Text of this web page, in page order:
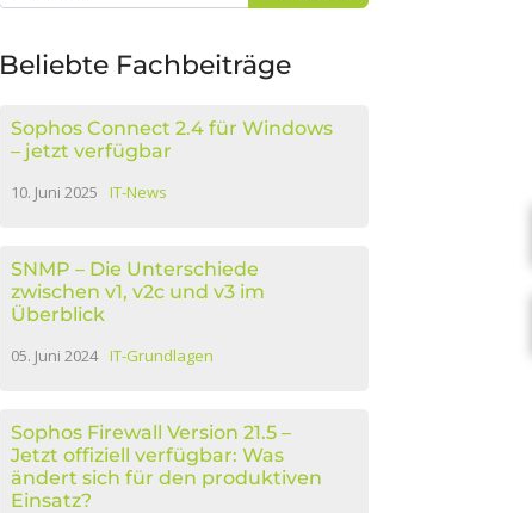
Beliebte Fachbeiträge
Sophos Connect 2.4 für Windows
– jetzt verfügbar
10. Juni 2025 IT-News
SNMP – Die Unterschiede
zwischen v1, v2c und v3 im
Überblick
05. Juni 2024 IT-Grundlagen
Sophos Firewall Version 21.5 –
Jetzt offiziell verfügbar: Was
ändert sich für den produktiven
Einsatz?